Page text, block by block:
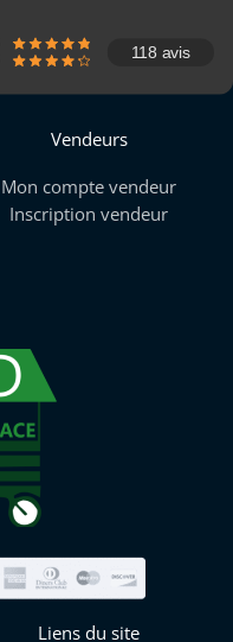
118 avis
Vendeurs
Mon compte vendeur
Inscription vendeur
Liens du site